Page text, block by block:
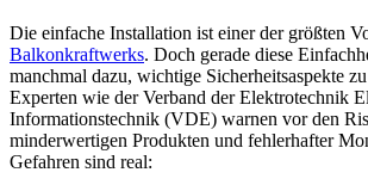
Die einfache Installation ist einer der größten
Balkonkraftwerks. Doch gerade diese
manchmal dazu, wichtige Sicherheitsaspekte
Experten wie der Verband der Elektrotechnik
Informationstechnik (VDE) warnen vor den
minderwertigen Produkten und fehlerhafter
Gefahren sind real: